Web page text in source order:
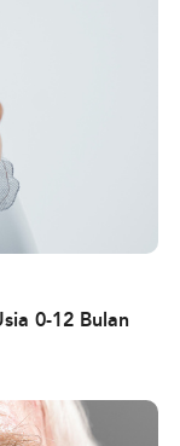
0-12 Bulan